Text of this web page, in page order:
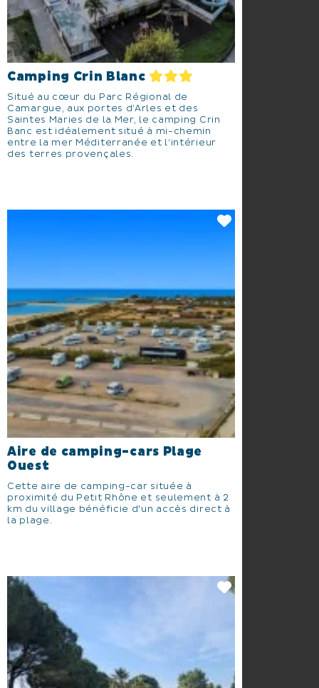
Camping Crin Blanc
Situé au cœur du Parc Régional de
Camargue, aux portes d’Arles et des
Saintes Maries de la Mer, le camping Crin
Banc est idéalement situé à mi-chemin
entre la mer Méditerranée et l’intérieur
des terres provençales.
Aire de camping-cars Plage
Ouest
Cette aire de camping-car située à
proximité du Petit Rhône et seulement à 2
km du village bénéficie d'un accès direct à
la plage.